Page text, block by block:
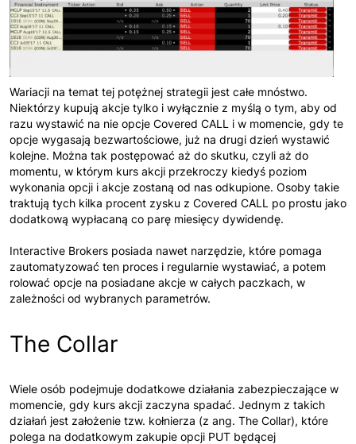
Wariacji na temat tej potężnej strategii jest całe mnóstwo.
Niektórzy kupują akcje tylko i wyłącznie z myślą o tym, aby od
razu wystawić na nie opcje Covered CALL i w momencie, gdy te
opcje wygasają bezwartościowe, już na drugi dzień wystawić
kolejne. Można tak postępować aż do skutku, czyli aż do
momentu, w którym kurs akcji przekroczy kiedyś poziom
wykonania opcji i akcje zostaną od nas odkupione. Osoby takie
traktują tych kilka procent zysku z Covered CALL po prostu jako
dodatkową wypłacaną co parę miesięcy dywidendę.
Interactive Brokers posiada nawet narzędzie, które pomaga
zautomatyzować ten proces i regularnie wystawiać, a potem
rolować opcje na posiadane akcje w całych paczkach, w
zależności od wybranych parametrów.
The Collar
Wiele osób podejmuje dodatkowe działania zabezpieczające w
momencie, gdy kurs akcji zaczyna spadać. Jednym z takich
działań jest założenie tzw. kołnierza (z ang. The Collar), które
polega na dodatkowym zakupie opcji PUT będącej